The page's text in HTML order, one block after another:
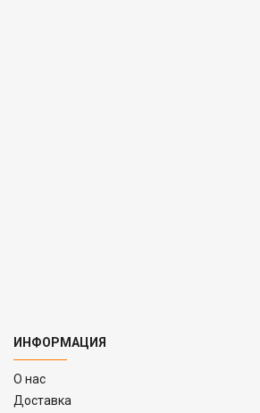
ИНФОРМАЦИЯ
O нас
Доставка